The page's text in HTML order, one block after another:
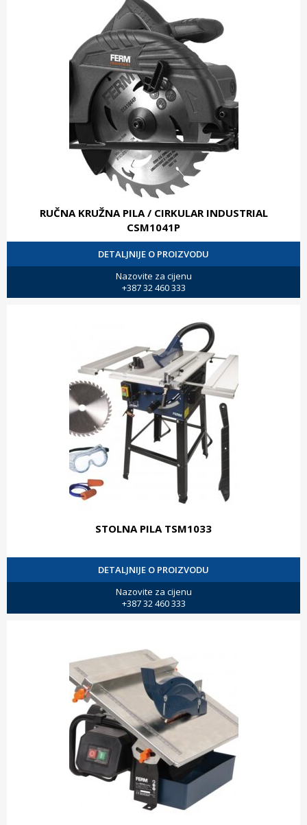
RUČNA KRUŽNA PILA / CIRKULAR INDUSTRIAL
CSM1041P
DETALJNIJE O PROIZVODU
Nazovite za cijenu
+387 32 460 333
STOLNA PILA TSM1033
DETALJNIJE O PROIZVODU
Nazovite za cijenu
+387 32 460 333